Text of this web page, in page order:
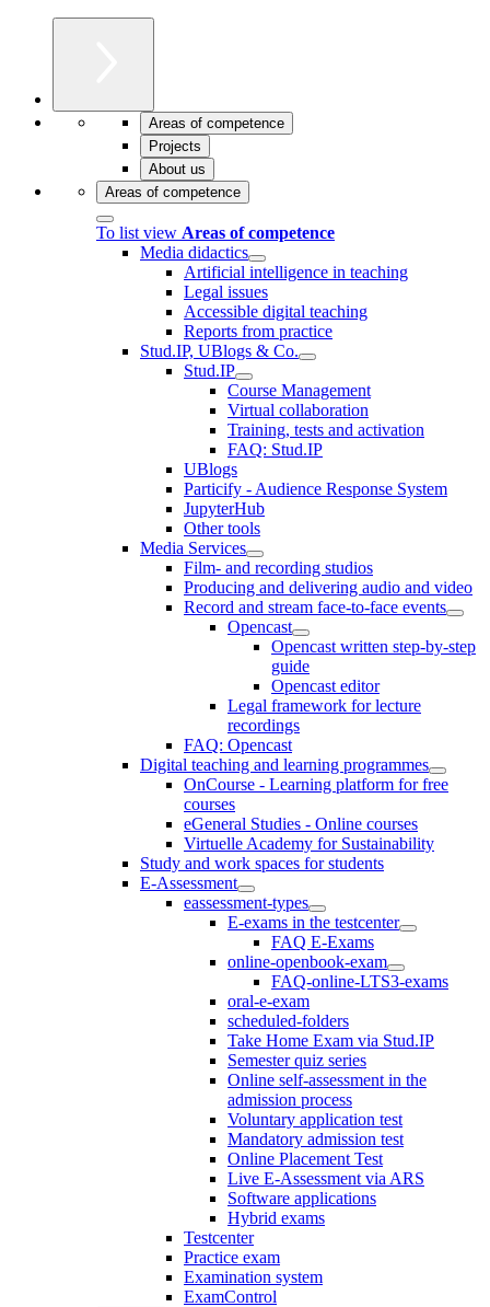
Areas of competence
Projects
About us
Areas of competence
To list view Areas of competence
Media didactics
Artificial intelligence in teaching
Legal issues
Accessible digital teaching
Reports from practice
Stud.IP, UBlogs & Co.
Stud.IP
Course Management
Virtual collaboration
Training, tests and activation
FAQ: Stud.IP
UBlogs
Particify - Audience Response System
JupyterHub
Other tools
Media Services
Film- and recording studios
Producing and delivering audio and video
Record and stream face-to-face events
Opencast
Opencast written step-by-step
guide
Opencast editor
Legal framework for lecture
recordings
FAQ: Opencast
Digital teaching and learning programmes
OnCourse - Learning platform for free
courses
eGeneral Studies - Online courses
Virtuelle Academy for Sustainability
Study and work spaces for students
E-Assessment
eassessment-types
E-exams in the testcenter
FAQ E-Exams
online-openbook-exam
FAQ-online-LTS3-exams
oral-e-exam
scheduled-folders
Take Home Exam via Stud.IP
Semester quiz series
Online self-assessment in the
admission process
Voluntary application test
Mandatory admission test
Online Placement Test
Live E-Assessment via ARS
Software applications
Hybrid exams
Testcenter
Practice exam
Examination system
ExamControl